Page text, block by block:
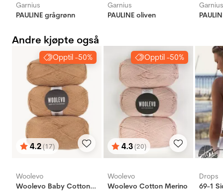
Garnius
PAULINE grågrønn
Garnius
PAULINE oliven
Garnius
Andre kjøpte også
Opptil -50%
Karakter:
4.2(17)
av 5 mulige
Woolevo
Woolevo Baby Cotton Merino
Opptil -50%
Karakter:
4.3(20)
av 5 mulige
Woolevo
Woolevo Cotton Merino
Drops
69-1